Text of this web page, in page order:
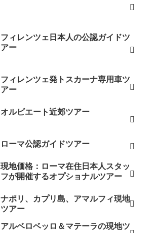
フィレンツェ日本人の公認ガイドツ
アー
フィレンツェ発トスカーナ専用車ツ
アー
オルビエート近郊ツアー
ローマ公認ガイドツアー
現地価格：ローマ在住日本人スタッ
フが開催するオプショナルツアー
ナポリ、カプリ島、アマルフィ現地
ツアー
アルベロベッロ＆マテーラの現地ツ